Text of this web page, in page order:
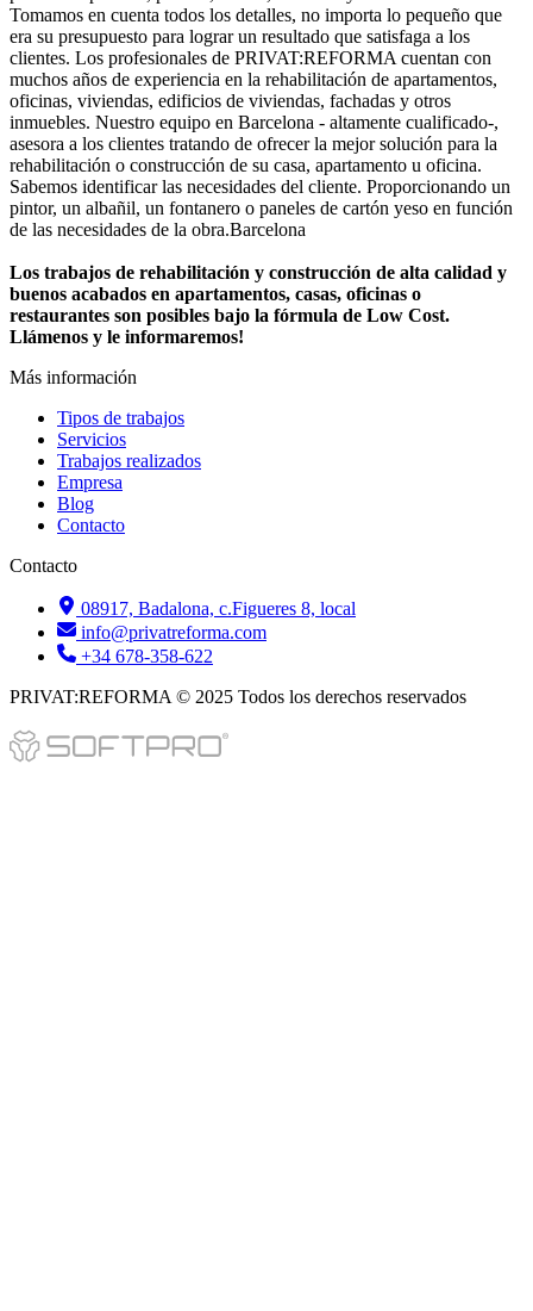
Tomamos en cuenta todos los detalles, no importa lo pequeño que
era su presupuesto para lograr un resultado que satisfaga a los
clientes. Los profesionales de PRIVAT:REFORMA cuentan con
muchos años de experiencia en la rehabilitación de apartamentos,
oficinas, viviendas, edificios de viviendas, fachadas y otros
inmuebles. Nuestro equipo en Barcelona - altamente cualificado-,
asesora a los clientes tratando de ofrecer la mejor solución para la
rehabilitación o construcción de su casa, apartamento u oficina.
Sabemos identificar las necesidades del cliente. Proporcionando un
pintor, un albañil, un fontanero o paneles de cartón yeso en función
de las necesidades de la obra.Barcelona
Los trabajos de rehabilitación y construcción de alta calidad y
buenos acabados en apartamentos, casas, oficinas o
restaurantes son posibles bajo la fórmula de Low Cost.
Llámenos y le informaremos!
Más información
Tipos de trabajos
Servicios
Trabajos realizados
Empresa
Blog
Contacto
Contacto
08917, Badalona, c.Figueres 8, local
info@privatreforma.com
+34 678-358-622
PRIVAT:REFORMA © 2025 Todos los derechos reservados